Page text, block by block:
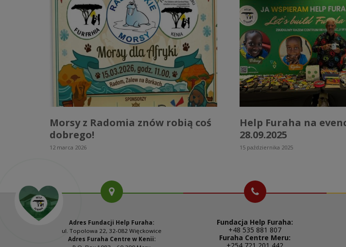
Morsy z Radomia znów robią coś
dobrego!
12 marca 2026
Help Furaha na
28.09.2025
15 października 2025
Adres Fundacji Help Furaha:
ul. Topolowa 22, 32-082 Więckowice
Adres Furaha Centre w Kenii:
Fundacja Help Furaha:
+48 535 881 807
Furaha Centre Meru:
„SZCZĘŚCIE W METRACH”